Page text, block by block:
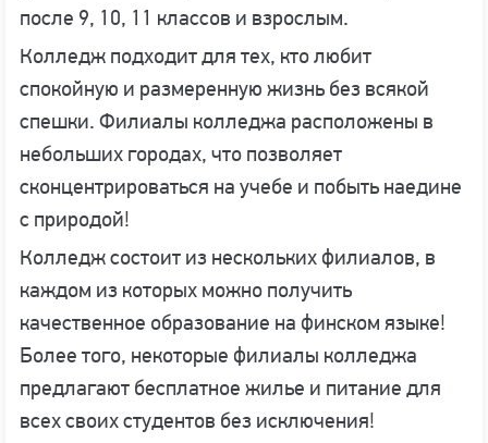
после 9, 10, 11 классов и взрослым.
Колледж подходит для тех, кто любит
спокойную и размеренную жизнь без всякой
спешки. Филиалы колледжа расположены в
небольших городах, что позволяет
сконцентрироваться на учебе и побыть наедине
с природой!
Колледж состоит из нескольких филиалов, в
каждом из которых можно получить
качественное образование на финском языке!
Более того, некоторые филиалы колледжа
предлагают бесплатное жилье и питание для
всех своих студентов без исключения!